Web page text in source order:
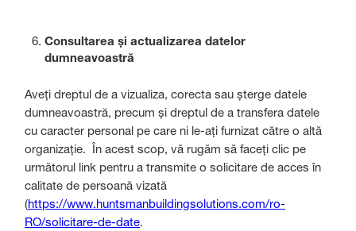
Consultarea și actualizarea datelor
dumneavoastră
Aveți dreptul de a vizualiza, corecta sau șterge datele
dumneavoastră, precum și dreptul de a transfera datele
cu caracter personal pe care ni le-ați furnizat către o altă
organizație. În acest scop, vă rugăm să faceți clic pe
următorul link pentru a transmite o solicitare de acces în
calitate de persoană vizată
(https://www.huntsmanbuildingsolutions.com/ro-
RO/solicitare-de-date.